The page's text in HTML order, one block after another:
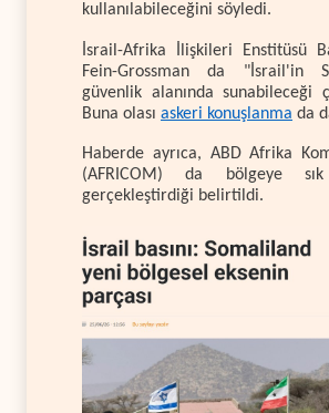
kullanılabileceğini söyledi.
İsrail-Afrika İlişkileri Enstitüsü
Fein-Grossman da "İsrail'in
güvenlik alanında sunabileceği
Buna olası askeri konuşlanma da
Haberde ayrıca, ABD Afrika
(AFRICOM) da bölgeye
gerçekleştirdiği belirtildi.